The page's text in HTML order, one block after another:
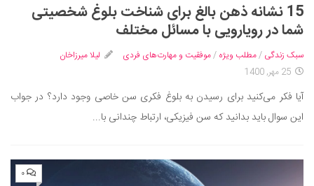
فرهنگ و هنر
سینما و تئاتر
تلویزیون
چهره‌ها
15 نشانه ذهن بالغ برای شناخت بلوغ شخصیتی
شما در رویارویی با مسائل مختلف
سبک زندگی /مطلب ویژه /موفقیت و مهارت‌های فردی
لیلا میرزاخان
25 مهر, 1400
آیا فکر می‌کنید برای رسیدن به بلوغ فکری سن خاصی وجود دارد؟ در جواب
این سوال باید بدانید که سن فیزیکی، ارتباط چندانی با...
۰